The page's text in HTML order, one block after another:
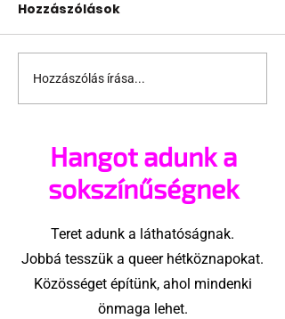
A London Trans+ Pride
szervezője nem volt
ünnepségnek nevezni
az eseményt- a BBC
ezért törölte vele az
interjút
Hozzászólások
Hozzászólás írása...
Hangot adunk a
sokszínűségnek
Teret adunk a láthatóságnak.
Jobbá tesszük a queer hétköznapokat.
Közösséget építünk, ahol mindenki
önmaga lehet.